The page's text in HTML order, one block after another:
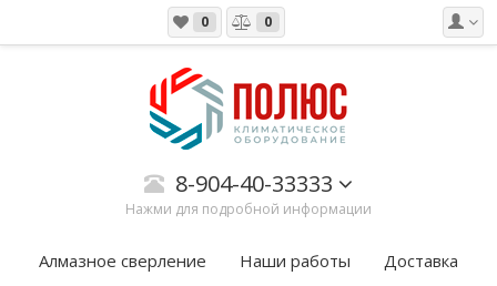
0 0
8-904-40-33333
Нажми для подробной информации
Алмазное сверление Наши работы
Доставка